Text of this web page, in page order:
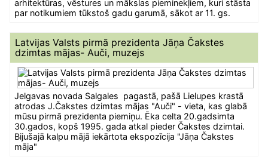
arhitektūras, vēstures un mākslas pieminekļiem, kuri stāsta
par notikumiem tūkstoš gadu garumā, sākot ar 11. gs.
Latvijas Valsts pirmā prezidenta Jāņa Čakstes
dzimtas mājas- Auči, muzejs
Jelgavas novada Salgales pagastā, pašā Lielupes krastā
atrodas J.Čakstes dzimtas mājas "Auči" - vieta, kas glabā
mūsu pirmā prezidenta piemiņu. Ēka celta 20.gadsimta
30.gados, kopš 1995. gada atkal pieder Čakstes dzimtai.
Bijušajā kalpu mājā iekārtota ekspozīcija "Jāņa Čakstes
māja"